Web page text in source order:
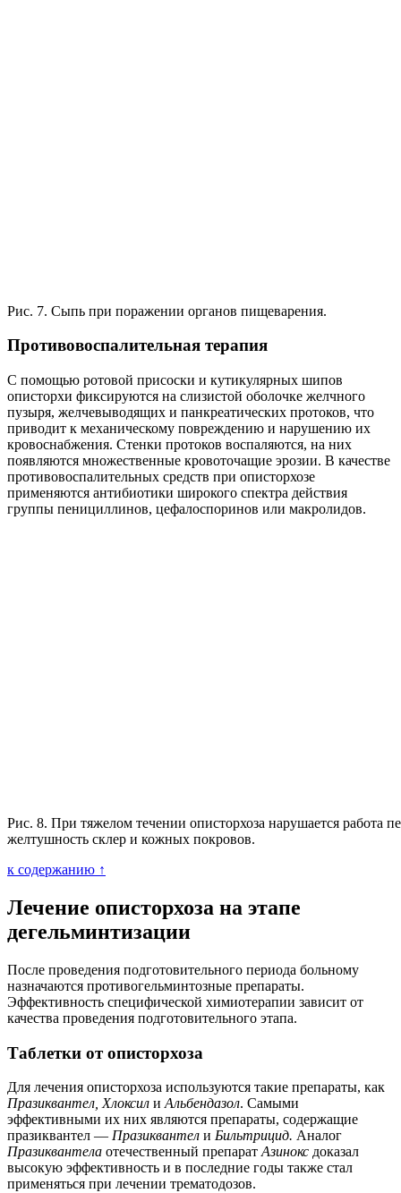
Рис. 7. Сыпь при поражении органов пищеварения.
Противовоспалительная терапия
С помощью ротовой присоски и кутикулярных шипов
описторхи фиксируются на слизистой оболочке желчного
пузыря, желчевыводящих и панкреатических протоков, что
приводит к механическому повреждению и нарушению их
кровоснабжения. Стенки протоков воспаляются, на них
появляются множественные кровоточащие эрозии. В качестве
противовоспалительных средств при описторхозе
применяются антибиотики широкого спектра действия
группы пенициллинов, цефалоспоринов или макролидов.
Рис. 8. При тяжелом течении описторхоза нарушается работа
желтушность склер и кожных покровов.
к содержанию ↑
Лечение описторхоза на этапе
дегельминтизации
После проведения подготовительного периода больному
назначаются противогельминтозные препараты.
Эффективность специфической химиотерапии зависит от
качества проведения подготовительного этапа.
Таблетки от описторхоза
Для лечения описторхоза используются такие препараты, как
Празиквантел, Хлоксил иАльбендазол. Самыми
эффективными их них являются препараты, содержащие
празиквантел — Празиквантел и Бильтрицид. Аналог
Празиквантела отечественный препаратАзинокс доказал
высокую эффективность и в последние годы также стал
применяться при лечении трематодозов.